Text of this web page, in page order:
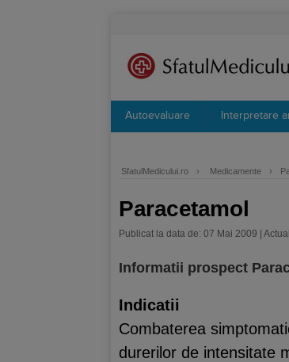
Autoevaluare Interpretare
SfatulMedicului.ro › Medicamente ›
Paracetamol
Publicat la data de: 07 Mai 2009 |
Informatii prospect
Indicatii
Combaterea
durerilor de intensitate